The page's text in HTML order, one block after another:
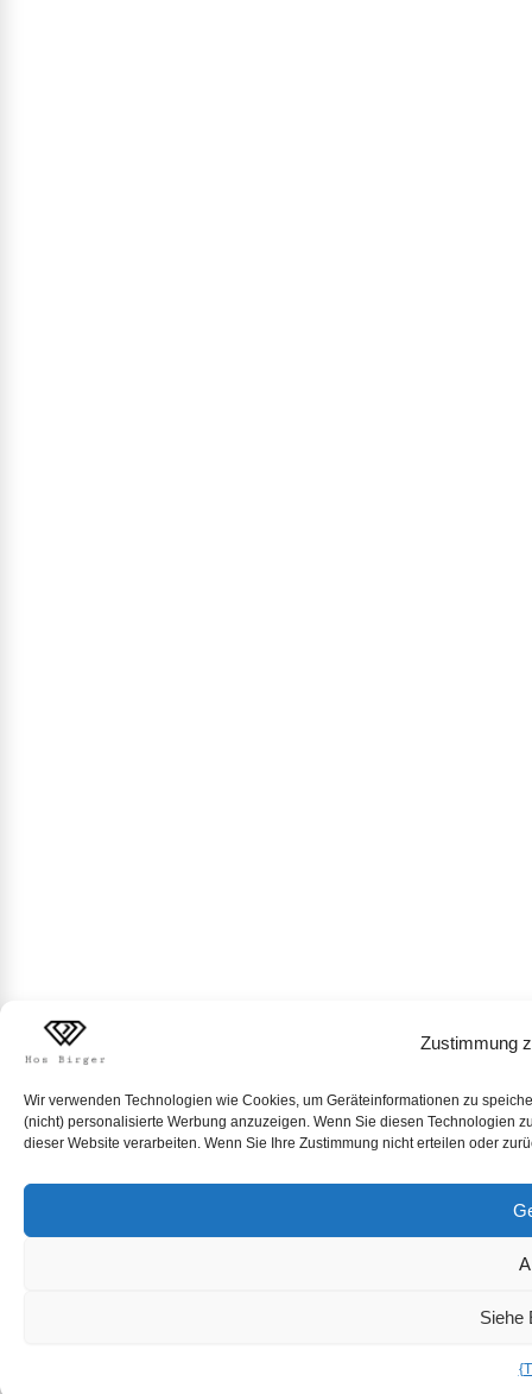
Zustimmung
Wir verwenden Technologien wie Cookies, um Geräteinformationen zu
(nicht) personalisierte Werbung anzuzeigen. Wenn Sie diesen Technologien
dieser Website verarbeiten. Wenn Sie Ihre Zustimmung nicht erteilen oder
Siehe